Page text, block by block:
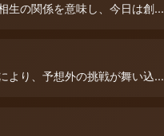
生の関係を意味し、今日は創...
より、予想外の挑戦が舞い込...